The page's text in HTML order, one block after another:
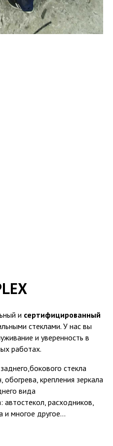
и сертифицированный
стеклами. У нас вы
и уверенность в
работах.
стекла
крепления зеркала
вида
расходников,
и многое другое...